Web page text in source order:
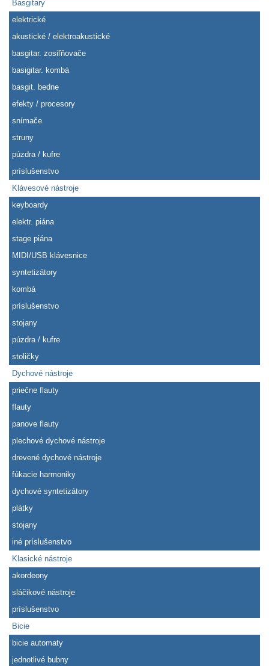
Basgitary
elektrické
akustické / elektroakustické
basgitar. zosiľňovače
basigitar. kombá
basgit. bedne
efekty / procesory
snímače
struny
púzdra / kufre
príslušenstvo
Klávesové nástroje
keyboardy
elektr. piána
stage piána
MIDI/USB klávesnice
syntetizátory
kombá
príslušenstvo
stojany
púzdra / kufre
stoličky
Dychové nástroje
priečne flauty
flauty
panove flauty
plechové dychové nástroje
drevené dychové nástroje
fúkacie harmoniky
dychové syntetizátory
plátky
stojany
iné príslušenstvo
Klasické nástroje
akordeony
sláčikové nástroje
príslušenstvo
Bicie
bicie automaty
jednotlivé bubny